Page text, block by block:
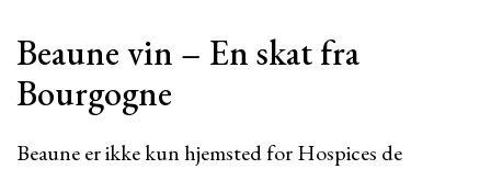
Beaune vin – En skat fra
Bourgogne
Beaune er ikke kun hjemsted for Hospices de